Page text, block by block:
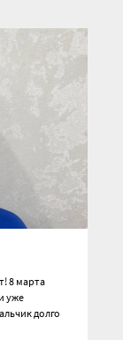
8 марта
уже
долго